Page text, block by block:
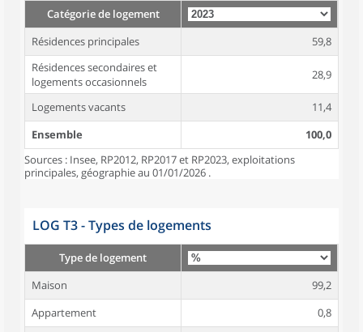
Catégorie de logement
Résidences principales
59,8
Résidences secondaires et
logements occasionnels
28,9
Logements vacants
11,4
Ensemble
100,0
Sources : Insee, RP2012, RP2017 et RP2023, exploitations
principales, géographie au 01/01/2026 .
LOG T3 - Types de logements
Type de logement
Maison
99,2
Appartement
0,8